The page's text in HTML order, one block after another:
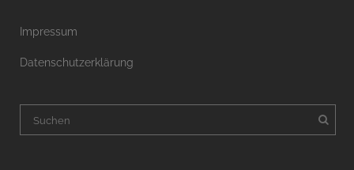
Impressum
Datenschutzerklärung